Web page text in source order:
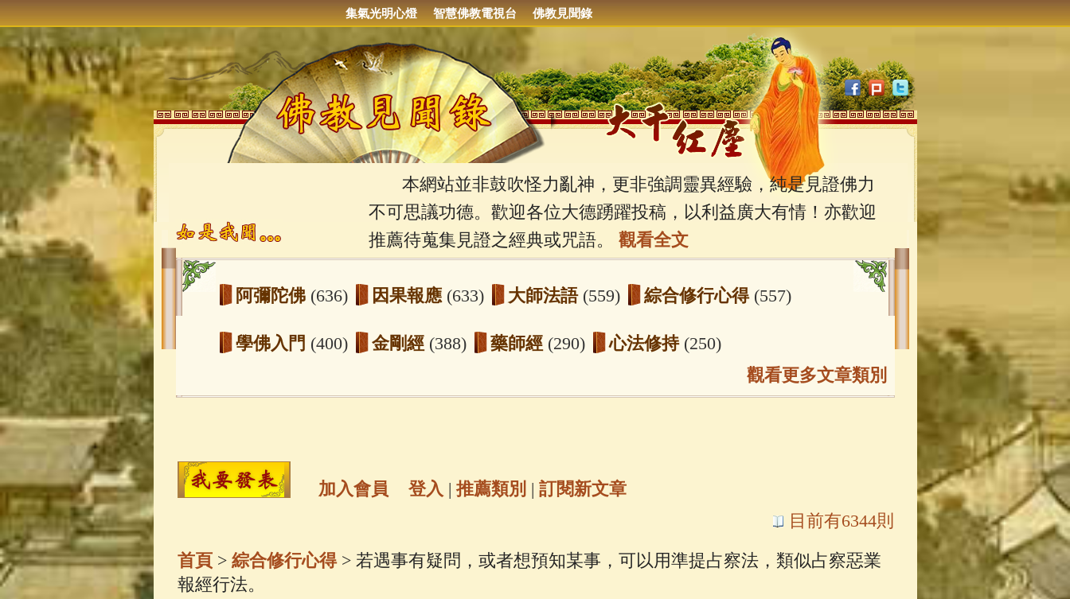
集氣光明心燈 智慧佛教電視台 佛教見聞錄
本網站並非鼓吹怪力亂神，更非強調靈異經驗，純是見證佛力
不可思議功德。歡迎各位大德踴躍投稿，以利益廣大有情！亦歡迎
推薦待蒐集見證之經典或咒語。 觀看全文
阿彌陀佛 (636) 因果報應 (633) 大師法語 (559) 綜合修行心得 (557)
學佛入門 (400) 金剛經 (388) 藥師經 (290) 心法修持 (250)
玉曆寶鈔(236) 地藏經(225) 臨終助念(190) 文殊菩薩(165)
高僧故事 (141) 放生護生 (133) 戒除邪淫(129)
一切如來心秘密全身舍利寶篋印陀羅尼經
觀看更多文章類別
加入會員 登入 | 推薦類別 | 訂閱新文章
目前有6344則
首頁> 綜合修行心得> 若遇事有疑問，或者想預知某事，可以用準提占察法，類似占察惡業
報經行法。